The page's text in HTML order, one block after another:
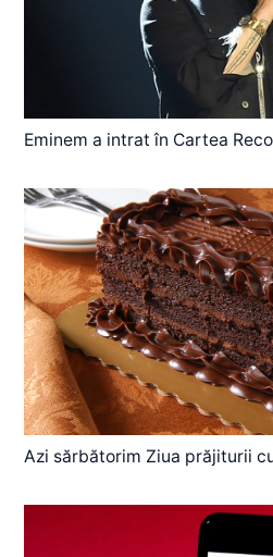
Eminem a intrat în Cartea
Azi sărbătorim Ziua prăjiturii